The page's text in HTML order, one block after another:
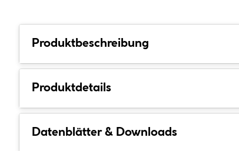
Produktbeschreibung
Produktdetails
Datenblätter & Downloads